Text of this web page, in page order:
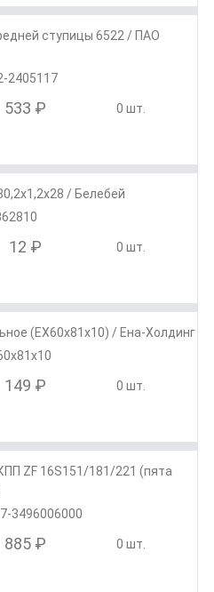
ступицы 6522 / ПАО
2405117
533 ₽ 0 шт.
/ Белебей
12 ₽ 0 шт.
(ЕХ60х81х10) / Ена-Холдинг
149 ₽ 0 шт.
ZF 16S151/181/221 (пята
3496006000
885 ₽ 0 шт.